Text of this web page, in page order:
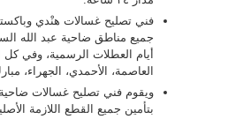
فني تصليح غسالات هنْدي
جميع مناطق ضاحية عبد الله
أيام العطلات الرسمية، وفي كل
العاصمة، الأحمدي، الجهراء،
ويقوم فني تصليح غسالات ضاحية
بتأمين جميع القطع اللازمة